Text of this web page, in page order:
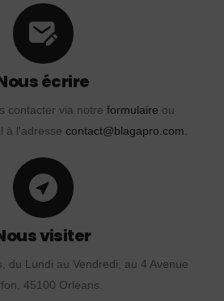
écrire
contacter via notre formulaire ou
à l'adresse contact@blagapro.com.
visiter
du Lundi au Vendredi, au 4 Avenue
45100 Orléans.